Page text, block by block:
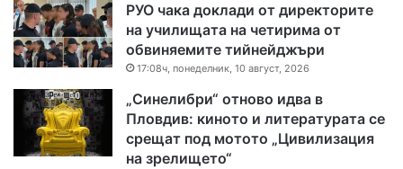
РУО чака доклади от директорите
на училищата на четирима от
обвиняемите тийнейджъри
17:08ч, понеделник, 10 август, 2026
„Синелибри“ отново идва в
Пловдив: киното и литературата се
срещат под мотото „Цивилизация
на зрелището“